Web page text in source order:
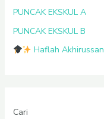
PUNCAK EKSKUL A
PUNCAK EKSKUL B
Haflah
Cari